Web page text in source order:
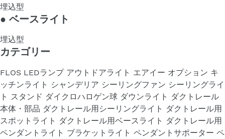
埋込型
● ベースライト
埋込型
カテゴリー
FLOS LEDランプ アウトドアライト エアイー オプション キ
ッチンライト シャンデリア シーリングファン シーリングライ
ト スタンド ダイクロハロゲン球 ダウンライト ダクトレール
本体・部品 ダクトレール用シーリングライト ダクトレール用
スポットライト ダクトレール用ベースライト ダクトレール用
ペンダントライト ブラケットライト ペンダントサポーター ペ